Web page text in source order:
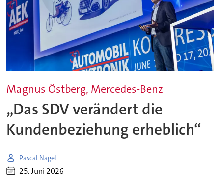
Magnus Östberg, Mercedes-Benz
„Das SDV verändert die
Kundenbeziehung erheblich“
Pascal Nagel
25. Juni 2026